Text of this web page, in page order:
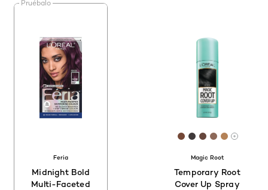
Pruébalo
Feria
Midnight Bold
Multi-Faceted
[Color]: #744837
[Color]:
[Color]:
[Color]:
[Color]:
Hay
Magic Root
Temporary Root
Cover Up Spray